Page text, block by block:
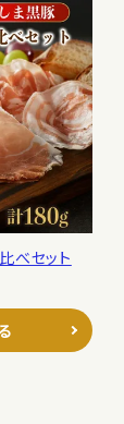
べセット